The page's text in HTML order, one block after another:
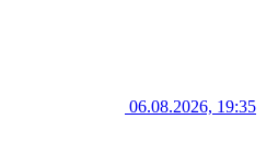
06.08.2026, 19:35